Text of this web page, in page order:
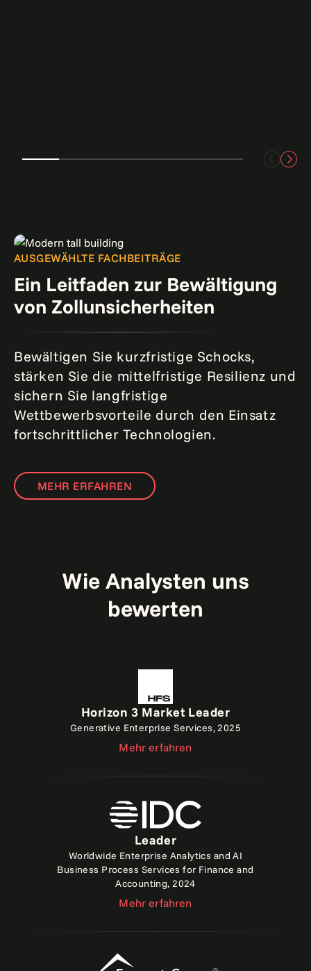
AUSGEWÄHLTE FACHBEITRÄGE
Ein Leitfaden zur Bewältigung
von Zollunsicherheiten
Bewältigen Sie kurzfristige Schocks,
stärken Sie die mittelfristige Resilienz und
sichern Sie langfristige
Wettbewerbsvorteile durch den Einsatz
fortschrittlicher Technologien.
MEHR ERFAHREN
Wie Analysten uns
bewerten
Horizon 3 Market Leader
Generative Enterprise Services, 2025
Mehr erfahren
Leader
Worldwide Enterprise Analytics and AI
Business Process Services for Finance and
Accounting, 2024
Mehr erfahren